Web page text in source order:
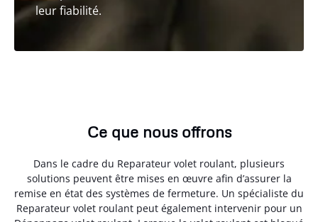
leur fiabilité.
Ce que nous offrons
Dans le cadre du Reparateur volet roulant, plusieurs
solutions peuvent être mises en œuvre afin d’assurer la
remise en état des systèmes de fermeture. Un spécialiste du
Reparateur volet roulant peut également intervenir pour un